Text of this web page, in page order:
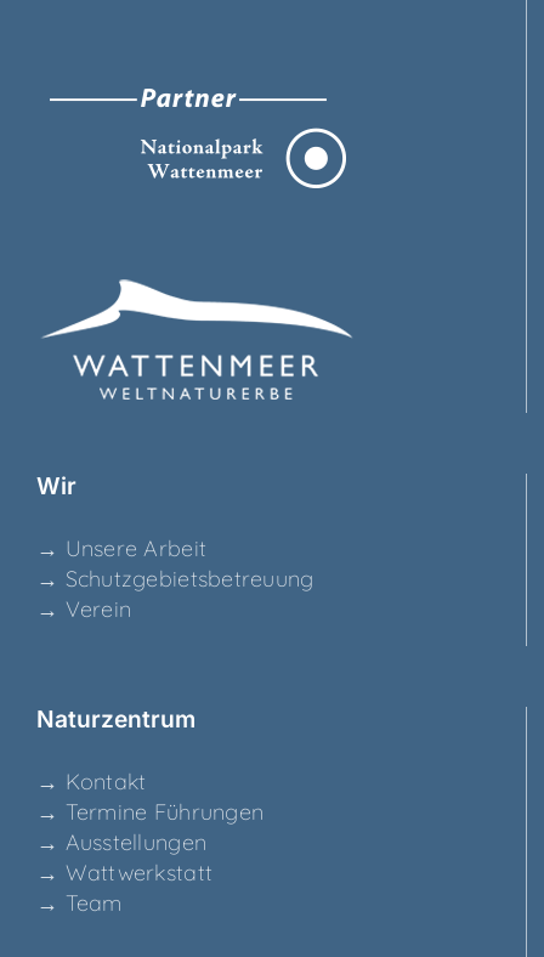
Wir
→ Unse­re Arbeit
→ Schutz­ge­biets­be­treu­ung
→ Ver­ein
Natur­zen­trum
→ Kon­takt
→ Ter­mi­ne Führungen
→ Aus­stel­lun­gen
→ Watt­werk­statt
→ Team